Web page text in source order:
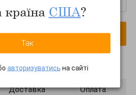
В кошик
Доставка Оплата
США?
Так
авторизуватись на сайті